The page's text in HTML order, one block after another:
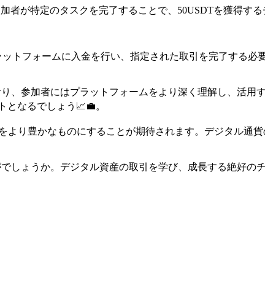
が特定のタスクを完了することで、50USDTを獲得する
トフォームに入金を行い、指定された取引を完了する必
参加者にはプラットフォームをより深く理解し、活用
なるでしょう📈💼。
り豊かなものにすることが期待されます。デジタル通
ょうか。デジタル資産の取引を学び、成長する絶好のチ